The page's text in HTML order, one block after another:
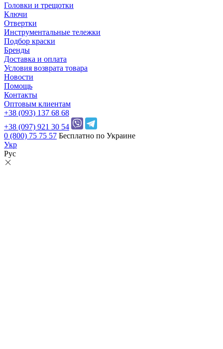
Головки и трещотки
Ключи
Отвертки
Инструментальные тележки
Подбор краски
Бренды
Доставка и оплата
Условия возврата товара
Новости
Помощь
Контакты
Оптовым клиентам
+38 (093) 137 68 68
+38 (097) 921 30 54
0 (800) 75 75 57 Бесплатно по Украине
Укр
Рус